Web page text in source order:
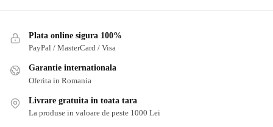
Plata online sigura 100%
PayPal / MasterCard / Visa
Garantie internationala
Oferita in Romania
Livrare gratuita in toata tara
La produse in valoare de peste 1000 Lei